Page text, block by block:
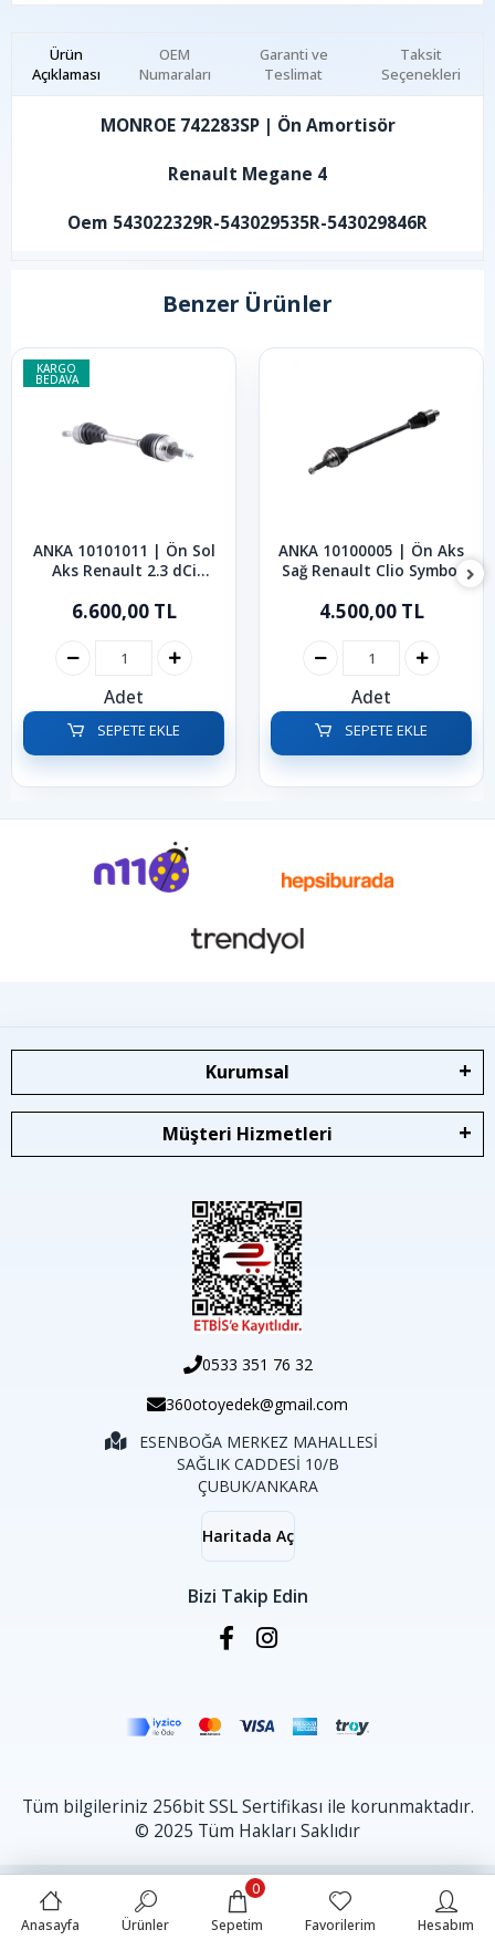
Ürün
Açıklaması
Garanti ve
Teslimat
Taksit
Seçenekleri
OEM
Numaraları
MONROE 742283SP | Ön Amortisör
Renault Megane 4
Oem 543022329R-543029535R-543029846R
Benzer Ürünler
KARGO
BEDAVA
ANKA 10101011 | Ön Sol
Aks Renault 2.3 dCi
6.600,00 TL
Adet
SEPETE EKLE
ANKA 10100005 | Ön Aks
Sağ Renault Clio Symbol
4.500,00 TL
Adet
SEPETE EKLE
Kurumsal
Müşteri Hizmetleri
0533 351 76 32
360otoyedek@gmail.com
ESENBOĞA MERKEZ MAHALLESİ
SAĞLIK CADDESİ 10/B
ÇUBUK/ANKARA
Haritada Aç
Bizi Takip Edin
Tüm bilgileriniz 256bit SSL Sertifikası ile korunmaktadır.
© 2025 Tüm Hakları Saklıdır
Anasayfa Ürünler Sepetim
0
Favorilerim
Hesabım